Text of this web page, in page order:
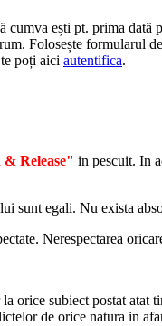
ești pt. prima dată
Folosește formularul
poți aici autentifica.
Release" in pescuit. In
sunt egali. Nu exista
Nerespectarea
orice subiect postat
de orice natura in